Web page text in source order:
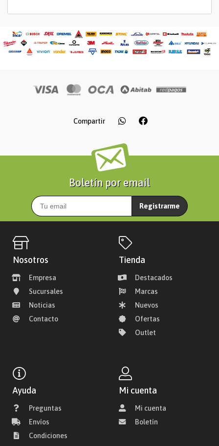
Compartir
Boletín por email
Registrarme
Nosotros
Empresa
Sucursales
Noticias
Contacto
Tienda
Destacados
Marcas
Nuevos
Ofertas
Outlet
Ayuda
Preguntas
Envíos
Condiciones
Mi cuenta
Mi cuenta
Boletín